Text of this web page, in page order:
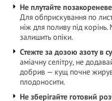
Не плутайте
Для обприскування по
ніж для поливу під
залишить опіки.
Стежте за дозою азоту в
аміачну селітру, не
добрив — кущ почне
плодоносити.
Не зберігайте готовий